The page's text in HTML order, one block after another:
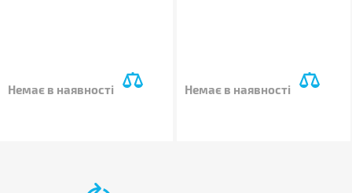
Немає в наявності Немає в наявності